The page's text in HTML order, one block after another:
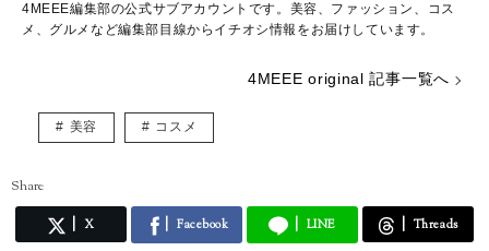
4MEEE編集部の公式サブアカウントです。美容、ファッション、コス
メ、グルメなど編集部目線からイチオシ情報をお届けしています。
4MEEE original 記事一覧へ
美容 コスメ
Share
X Facebook LINE Threads